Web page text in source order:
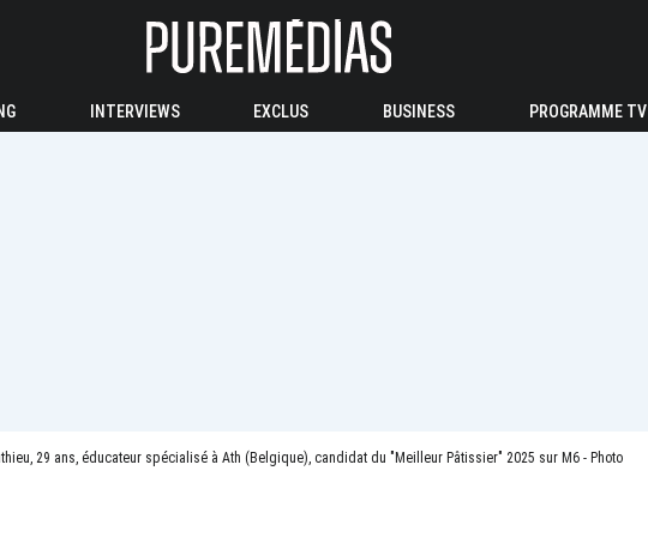
INTERVIEWS EXCLUS BUSINESS PROGRAMME TV
29 ans, éducateur spécialisé à Ath (Belgique), candidat du "Meilleur Pâtissier" 2025 sur M6 - Photo